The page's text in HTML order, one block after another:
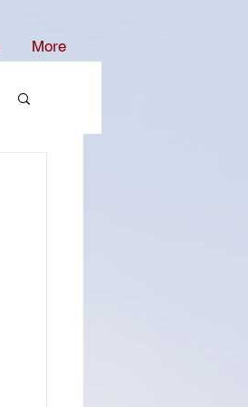
More